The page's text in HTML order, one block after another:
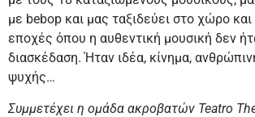
με bebop και μας ταξιδεύει στο χώρο
εποχές όπου η αυθεντική μουσική δεν
διασκέδαση.Ήταν ιδέα, κίνημα,
ψυχής…
Συμμετέχει η ομάδα ακροβατών Teatro